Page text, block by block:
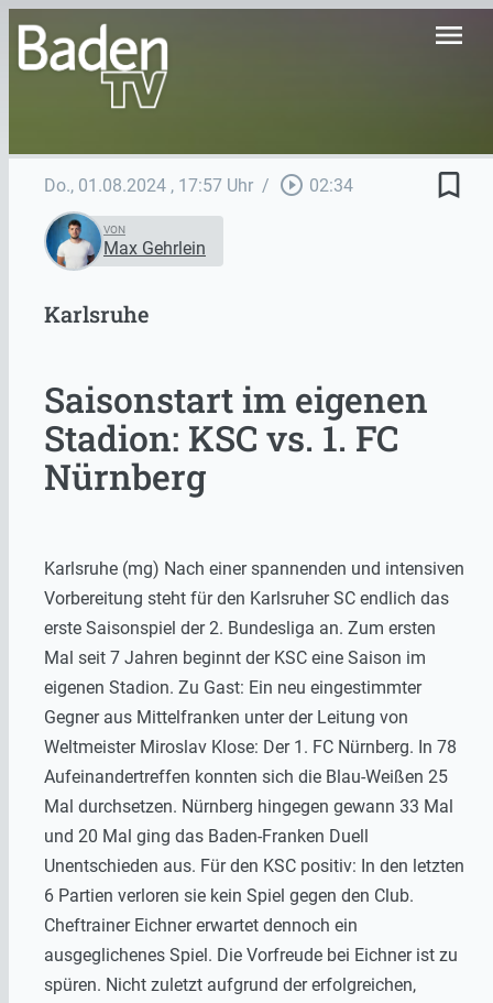
menu
Do., 01.08.2024 , 17:57 Uhr / play_circle_outline 02:34 bookmark_border
VON
Max Gehrlein
Karlsruhe
Saisonstart im eigenen
Stadion: KSC vs. 1. FC
Nürnberg
Karlsruhe (mg) Nach einer spannenden und intensiven
Vorbereitung steht für den Karlsruher SC endlich das
erste Saisonspiel der 2. Bundesliga an. Zum ersten
Mal seit 7 Jahren beginnt der KSC eine Saison im
eigenen Stadion. Zu Gast: Ein neu eingestimmter
Gegner aus Mittelfranken unter der Leitung von
Weltmeister Miroslav Klose: Der 1. FC Nürnberg. In 78
Aufeinandertreffen konnten sich die Blau-Weißen 25
Mal durchsetzen. Nürnberg hingegen gewann 33 Mal
und 20 Mal ging das Baden-Franken Duell
Unentschieden aus. Für den KSC positiv: In den letzten
6 Partien verloren sie kein Spiel gegen den Club.
Cheftrainer Eichner erwartet dennoch ein
ausgeglichenes Spiel. Die Vorfreude bei Eichner ist zu
spüren. Nicht zuletzt aufgrund der erfolgreichen,